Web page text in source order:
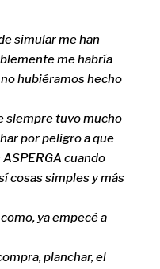
simular me han
me habría
hubiéramos hecho
siempre tuvo mucho
por peligro a que
cuando
cosas simples y más
ya empecé a
planchar, el